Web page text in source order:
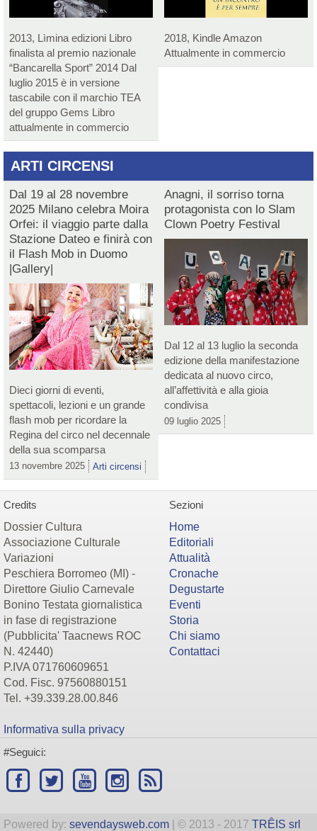
2013, Lìmina edizioni Libro
finalista al premio nazionale
“Bancarella Sport” 2014 Dal
luglio 2015 è in versione
tascabile con il marchio TEA
del gruppo Gems Libro
attualmente in commercio
2018, Kindle Amazon
Attualmente in commercio
ARTI CIRCENSI
Dal 19 al 28 novembre
2025 Milano celebra Moira
Orfei: il viaggio parte dalla
Stazione Dateo e finirà con
il Flash Mob in Duomo
|Gallery|
Dieci giorni di eventi,
spettacoli, lezioni e un grande
flash mob per ricordare la
Regina del circo nel decennale
della sua scomparsa
13 novembre 2025 Arti circensi
Anagni, il sorriso torna
protagonista con lo Slam
Clown Poetry Festival
Dal 12 al 13 luglio la seconda
edizione della manifestazione
dedicata al nuovo circo,
all’affettività e alla gioia
condivisa
09 luglio 2025
Credits
Dossier Cultura
Associazione Culturale
Variazioni
Peschiera Borromeo (MI) -
Direttore Giulio Carnevale
Bonino Testata giornalistica
in fase di registrazione
(Pubblicita' Taacnews ROC
N. 42440)
P.IVA 071760609651
Cod. Fisc. 97560880151
Tel. +39.339.28.00.846
Informativa sulla privacy
Sezioni
Home
Editoriali
Attualità
Cronache
Degustarte
Eventi
Storia
Chi siamo
Contattaci
#Seguici:
Powered by: sevendaysweb.com | © 2013 - 2017 TRÊIS srl